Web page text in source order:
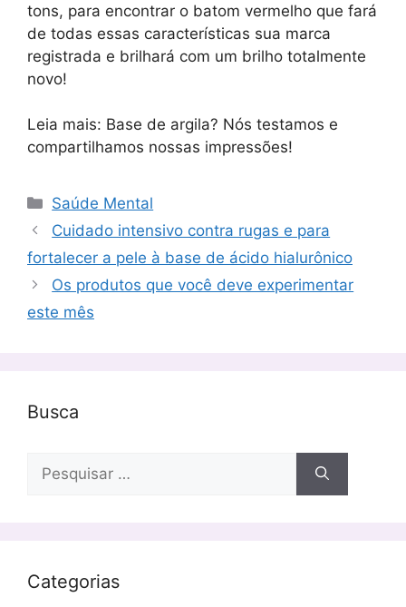
tons, para encontrar o batom vermelho que fará
de todas essas características sua marca
registrada e brilhará com um brilho totalmente
novo!
Leia mais: Base de argila? Nós testamos e
compartilhamos nossas impressões!
Categorias
Saúde Mental
Cuidado intensivo contra rugas e para
fortalecer a pele à base de ácido hialurônico
Os produtos que você deve experimentar
este mês
Busca
Pesquisar
Categorias